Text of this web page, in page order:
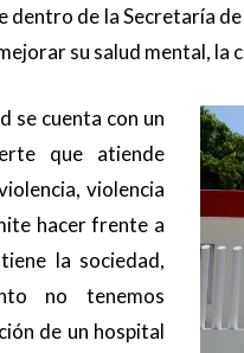
dentro de la Secretaría
su salud mental,
se cuenta con un
que atiende
violencia
hacer frente a
la sociedad,
no tenemos
de un hospital